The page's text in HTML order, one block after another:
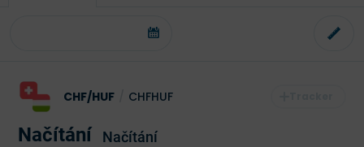
CHF/HUF CHFHUF
Načítání Načítání